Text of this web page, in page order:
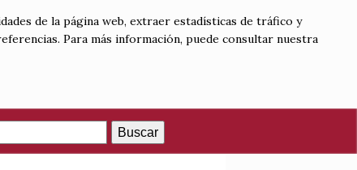
de la página web, extraer estadísticas de tráfico y
Para más información, puede consultar nuestra
Buscar